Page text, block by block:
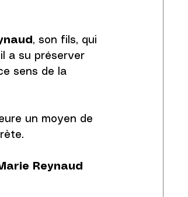
, son fils, qui
a su préserver
sens de la
un moyen de
Reynaud